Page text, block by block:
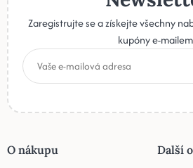
Zaregistrujte se a získejte všechny
kupóny e-
O nákupu Další